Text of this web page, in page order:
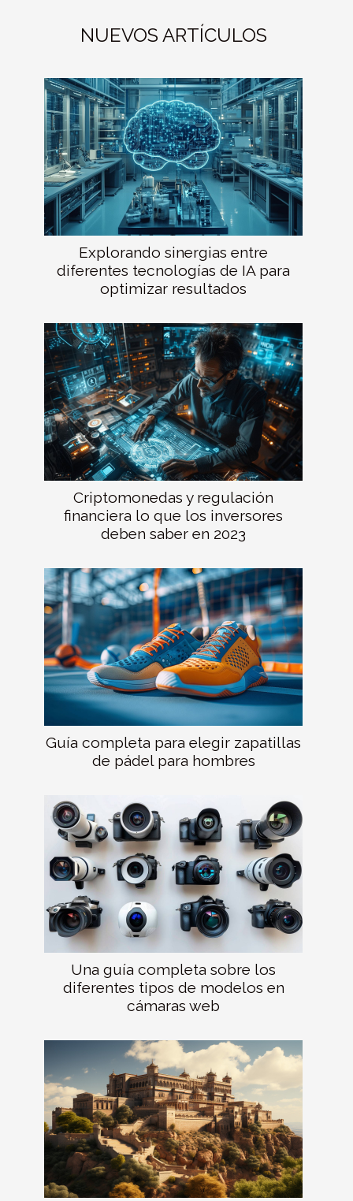
NUEVOS ARTÍCULOS
Explorando sinergias entre
diferentes tecnologías de IA para
optimizar resultados
Criptomonedas y regulación
financiera lo que los inversores
deben saber en 2023
Guía completa para elegir zapatillas
de pádel para hombres
Una guía completa sobre los
diferentes tipos de modelos en
cámaras web